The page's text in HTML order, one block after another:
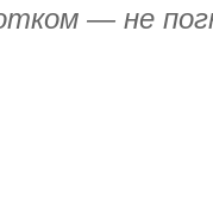
— не